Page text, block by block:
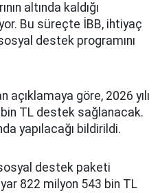
altında kaldığı
Bu süreçte İBB, ihtiyaç
destek programını
açıklamaya göre, 2026 yılı
TL destek sağlanacak.
yapılacağı bildirildi.
sosyal destek paketi
822 milyon 543 bin TL